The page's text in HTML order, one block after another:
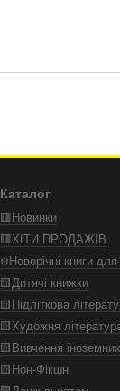
Каталог
🟥Новинки
🟥ХІТИ ПРОДАЖІВ
❄️Новорічні книги для
🟨Дитячі книжки
🟨Підліткова
🟨Художня
🟨Вивчення
🟨Нон-Фікшн